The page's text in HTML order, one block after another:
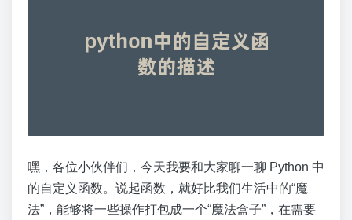
嘿，各位小伙伴们，今天我要和大家聊一聊 Python 中
的自定义函数。说起函数，就好比我们生活中的“魔
法”，能够将一些操作打包成一个“魔法盒子”，在需要